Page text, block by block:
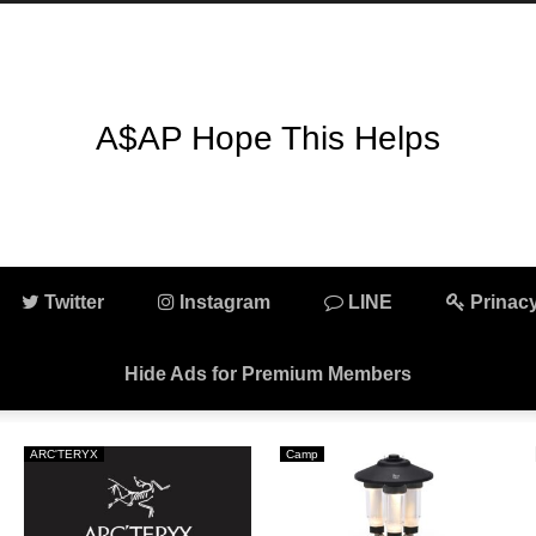
A$AP Hope This Helps
Twitter Instagram LINE
Hide Ads for Premium Members
ARC'TERYX Camp